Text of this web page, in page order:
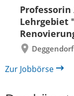
Lehrgebiet
Deggendorf
zurück
Zur Jobbörse